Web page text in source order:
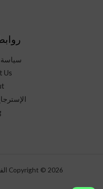
Us
Copyright © 2026 الفيصل. Powered by الفيصل.